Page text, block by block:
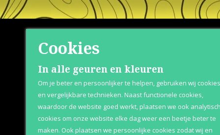
Shop
Herenparfum
Damesparfum
Merken
Betaalopties
Bezorging
Cookies
In alle geuren en kleuren
Om je beter en persoonlijker te helpen, gebruiken wij cookies
en vergelijkbare technieken. Naast functionele cookies,
waardoor de website goed werkt, plaatsen we ook
cookies om onze website elke dag weer een beetje beter te
maken. Ook plaatsen we persoonlijke cookies zodat wij en